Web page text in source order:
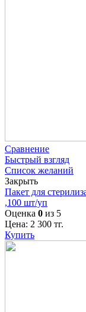
Сравнение
Быстрый взгляд
Список желаний
Закрыть
Пакет для
,100 шт/уп
Оценка 0 из 5
Цена: 2 300 тг.
Купить